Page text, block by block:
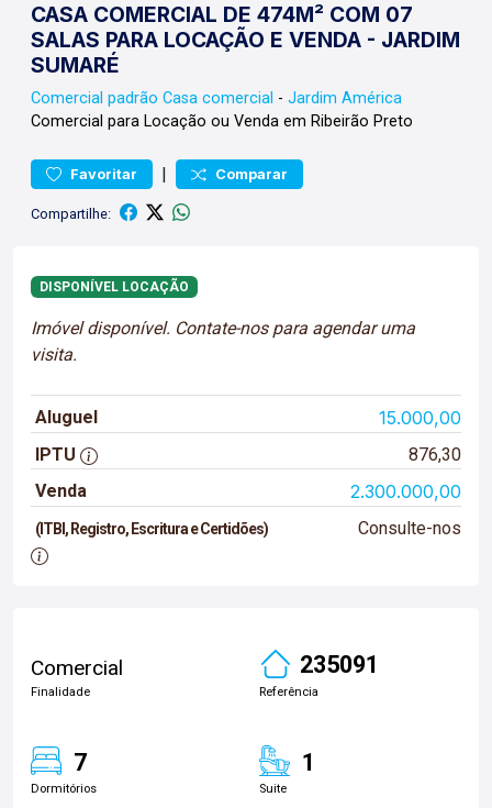
CASA COMERCIAL DE 474M² COM 07
SALAS PARA LOCAÇÃO E VENDA - JARDIM
SUMARÉ
Comercial padrão Casa comercial - Jardim América
Comercial para Locação ou Venda em Ribeirão Preto
Favoritar | Comparar
Compartilhe:
DISPONÍVEL LOCAÇÃO
Imóvel disponível. Contate-nos para agendar uma
visita.
Aluguel 15.000,00
IPTU
876,30
Venda
2.300.000,00
(ITBI, Registro, Escritura e Certidões) Consulte-nos
Comercial
Finalidade
235091
Referência
7
Dormitórios
1
Suite